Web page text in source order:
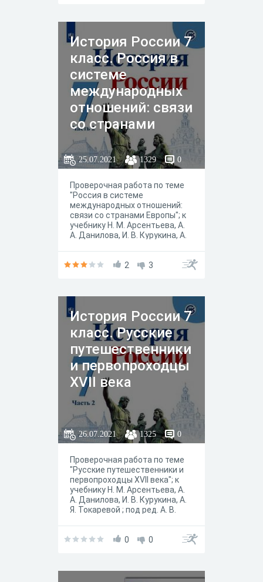
История России 7
класс. Россия в
системе
международных
отношений: связи
со странами
Европы
25.07.2021 1329 0
Проверочная работа по теме
"Россия в системе
международных отношений:
связи со странами Европы"; к
учебнику Н. М. Арсентьева, А.
А. Данилова, И. В. Курукина, А.
класса" в 2-х частях, — М. :
2 3
История России 7
класс. Русские
путешественники
и первопроходцы
XVII века
26.07.2021 1325 0
Проверочная работа по теме
"Русские путешественники и
первопроходцы XVII века"; к
учебнику Н. М. Арсентьева, А.
А. Данилова, И. В. Курукина, А.
Я. Токаревой ; под ред. А. В.
Просвещение, 2019 год.
0 0